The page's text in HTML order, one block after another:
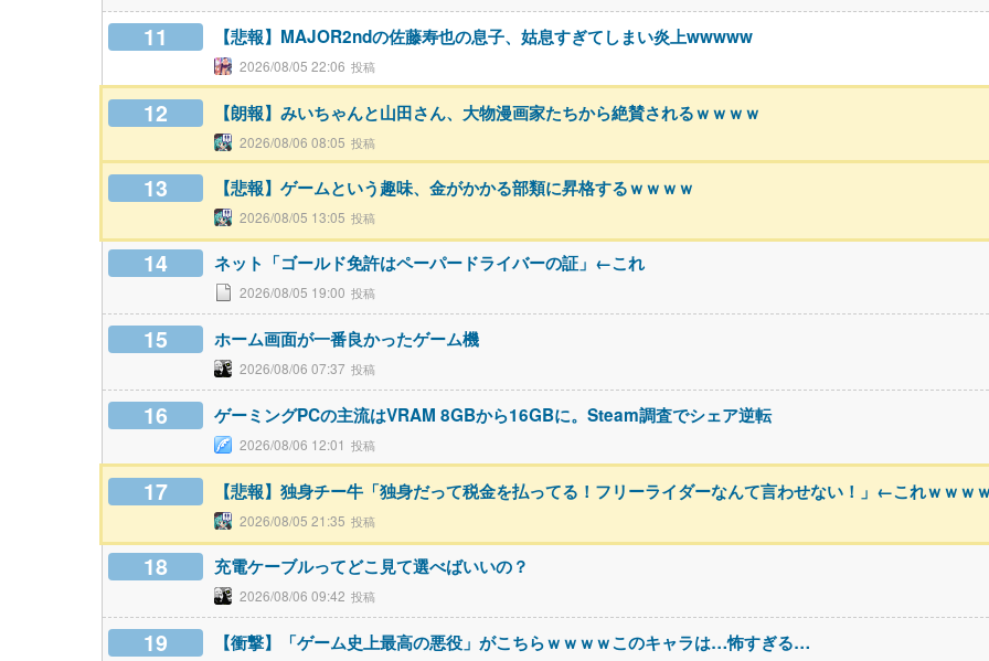
11 【悲報】MAJOR2ndの佐藤寿也の息子、姑息すぎてしまい炎上wwwww
2026/08/05 22:06
12 【朗報】みいちゃんと山田さん、大物漫画家たちから絶賛されるｗｗｗｗ
2026/08/06 08:05
13 【悲報】ゲームという趣味、金がかかる部類に昇格するｗｗｗｗ
2026/08/05 13:05
14 ネット「ゴールド免許はペーパードライバーの証」←これ
2026/08/05 19:00
15 ホーム画面が一番良かったゲーム機
2026/08/06 07:37
16 ゲーミングPCの主流はVRAM 8GBから16GBに。Steam調査でシェア逆転
2026/08/06 12:01
17 【悲報】独身チー牛「独身だって税金を払ってる！フリーライダーなんて言わせない！」←これｗｗｗ
2026/08/05 21:35
18 充電ケーブルってどこ見て選べばいいの？
2026/08/06 09:42
19 【衝撃】「ゲーム史上最高の悪役」がこちらｗｗｗｗこのキャラは…怖すぎる…